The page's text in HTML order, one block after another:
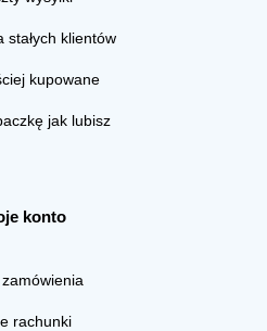
stałych klientów
kupowane
jak lubisz
konto
rachunki